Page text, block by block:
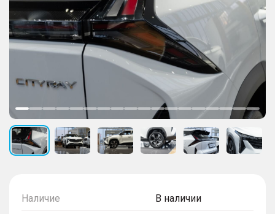
Наличие В наличии